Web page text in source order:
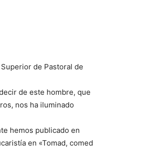
de Pastoral de
de este hombre, que
nos ha iluminado
hemos publicado en
en «Tomad, comed